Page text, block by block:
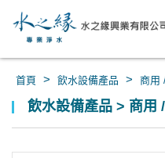
首頁 > 飲水設備產品 > 商用
飲水設備產品 > 商用